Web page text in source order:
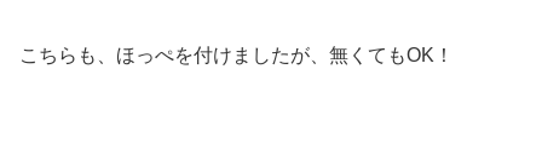
こちらも、ほっぺを付けましたが、無くてもOK！